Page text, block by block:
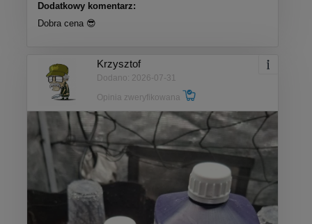
Dodatkowy komentarz:
Dobra cena 😎
Krzysztof
Dodano: 2026-07-31
Opinia zweryfikowana